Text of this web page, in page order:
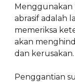
Menggunakan
abrasif adalah
memeriksa
akan
dan kerusakan.
Penggantian